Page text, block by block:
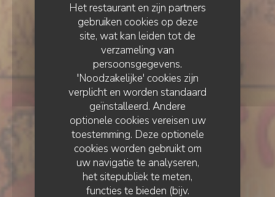
Het restaurant en zijn partners
gebruiken cookies op deze
site, wat kan leiden tot de
verzameling van
persoonsgegevens.
'Noodzakelijke' cookies zijn
verplicht en worden standaard
geïnstalleerd. Andere
optionele cookies vereisen uw
toestemming. Deze optionele
cookies worden gebruikt om
uw navigatie te analyseren,
het sitepubliek te meten,
functies te bieden (bijv.
ESTAMINET FLAMAND• LILLE